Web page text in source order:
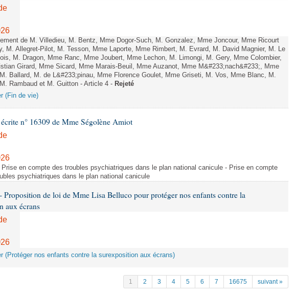
de M. Villedieu, M. Bentz, Mme Dogor-Such, M. Gonzalez, Mme Joncour, Mme Ricourt
M. Allegret-Pilot, M. Tesson, Mme Laporte, Mme Rimbert, M. Evrard, M. David Magnier, M. Le
M. Dragon, Mme Ranc, Mme Joubert, Mme Lechon, M. Limongi, M. Gery, Mme Colombier,
Girard, Mme Sicard, Mme Marais-Beuil, Mme Auzanot, Mme M&#233;nach&#233;, Mme
Ballard, M. de L&#233;pinau, Mme Florence Goulet, Mme Griseti, M. Vos, Mme Blanc, M.
Rambaud et M. Guitton - Article 4 - Rejeté
(Fin de vie)
n° 16309 de Mme Ségolène Amiot
en compte des troubles psychiatriques dans le plan national canicule - Prise en compte
psychiatriques dans le plan national canicule
Proposition de loi de Mme Lisa Belluco pour protéger nos enfants contre la
aux écrans
(Protéger nos enfants contre la surexposition aux écrans)
1 2 3 4 5 6 7 16675 suivant »